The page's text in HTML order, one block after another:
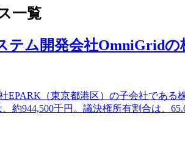
一覧
ム開発会社OmniGridの
EPARK（東京都港区）の子会社であ
約944,500千円。議決権所有割合は、